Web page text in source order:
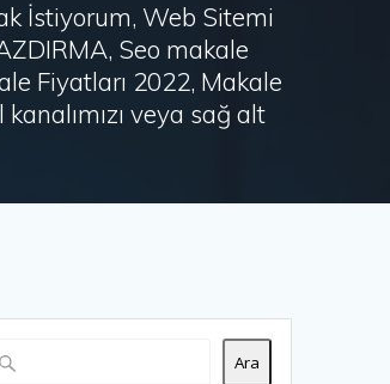
İstiyorum, Web Sitemi
Seo makale
Fiyatları 2022, Makale
veya sağ alt
Ara